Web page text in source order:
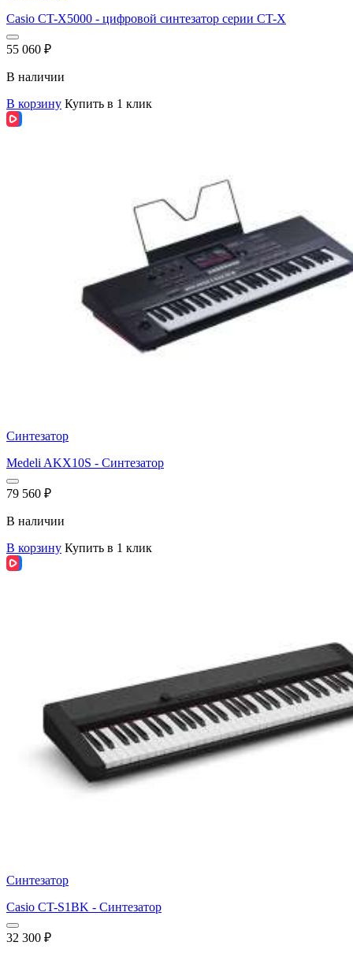
Casio СT-X5000 - цифровой синтезатор серии CT-X
55 060 ₽
В наличии
В корзину Купить в 1 клик
Синтезатор
Medeli AKX10S - Синтезатор
79 560 ₽
В наличии
В корзину Купить в 1 клик
Синтезатор
Casio CT-S1BK - Синтезатор
32 300 ₽